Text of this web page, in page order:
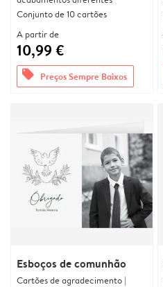
Conjunto de 10 cartões
A partir de
10,99 €
offers Preços Sempre Baixos
Esboços de comunhão
Cartões de agradecimento |